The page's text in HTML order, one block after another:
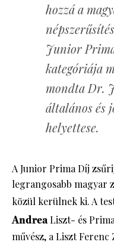
hozzá a
Junior
kategóriája
mondta Dr.
általános és
helyettese.
A Junior Prima Díj
legrangosabb magyar
közül kerülnek ki. A
AndreaLiszt- és
művész, a Liszt